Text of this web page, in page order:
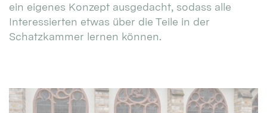
ein eigenes Konzept ausgedacht, sodass alle
Interessierten etwas über die Teile in der
Schatzkammer lernen können.